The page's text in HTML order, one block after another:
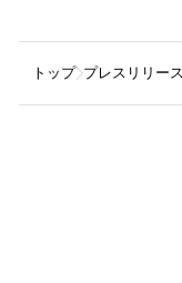
トップ プレスリリース